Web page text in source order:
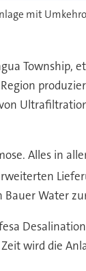
mit
Township,
Alles in
Water
wird die